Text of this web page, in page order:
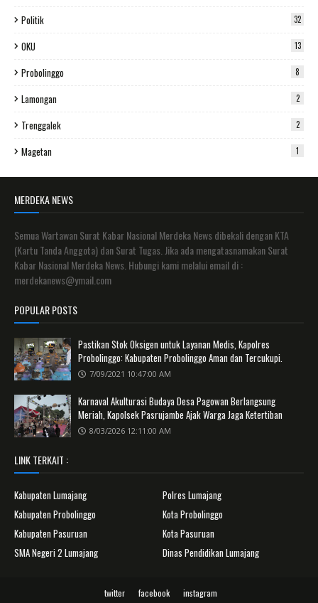
Politik 32
OKU 13
Probolinggo 8
Lamongan 2
Trenggalek 2
Magetan 1
MERDEKA NEWS
Semua Wartawan Surat Kabar Nasional Merdeka News dibekali dengan KTA
(Kartu Tanda Anggota) dan Surat Tugas. Jika ada mengatasnamakan Surat
Kabar Nasional Merdeka News. Hubungi kami melalui email di :
merdekanews@ymail.com
POPULAR POSTS
Pastikan Stok Oksigen untuk Layanan Medis, Kapolres
Probolinggo: Kabupaten Probolinggo Aman dan Tercukupi.
7/09/2021 10:47:00 AM
Karnaval Akulturasi Budaya Desa Pagowan Berlangsung
Meriah, Kapolsek Pasrujambe Ajak Warga Jaga Ketertiban
8/03/2026 12:11:00 AM
LINK TERKAIT :
Kabupaten Lumajang
Polres Lumajang
Kabupaten Probolinggo
Kota Probolinggo
Kabupaten Pasuruan
Kota Pasuruan
SMA Negeri 2 Lumajang
Dinas Pendidikan Lumajang
twitter facebook instagram